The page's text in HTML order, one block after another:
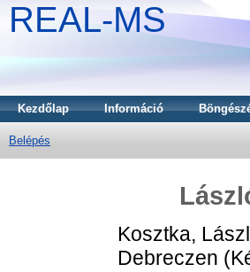
REAL-MS
Kezdőlap Információ
Belépés
Kosztka,
Debreczen